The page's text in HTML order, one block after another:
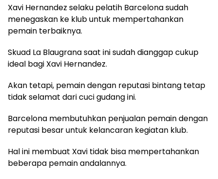
Xavi Hernandez selaku pelatih Barcelona sudah
menegaskan ke klub untuk mempertahankan
pemain terbaiknya.
Skuad La Blaugrana saat ini sudah dianggap cukup
ideal bagi Xavi Hernandez.
Akan tetapi, pemain dengan reputasi bintang tetap
tidak selamat dari cuci gudang ini.
Barcelona membutuhkan penjualan pemain dengan
reputasi besar untuk kelancaran kegiatan klub.
Hal ini membuat Xavi tidak bisa mempertahankan
beberapa pemain andalannya.